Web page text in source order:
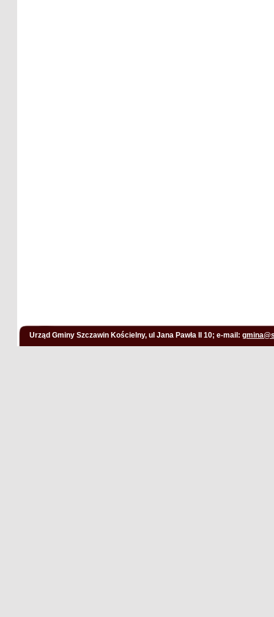
Urząd Gminy Szczawin Kościelny, ul Jana Pawła II 10; e-mail: